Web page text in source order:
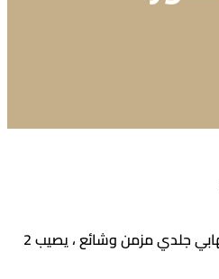
الصدفية عباره عن مرض التهابي جلدي مزمن وشائع ، يصيب 2